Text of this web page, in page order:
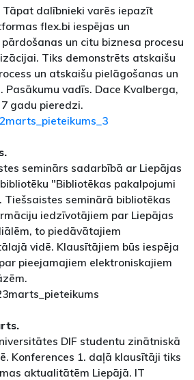
dalībnieki varēs iepazīt
flex.bi iespējas un
un citu biznesa procesu
Tiks demonstrēts atskaišu
un atskaišu pielāgošanas un
Pasākumu vadīs. Dace Kvalberga,
gadu pieredzi.
seminārs sadarbībā ar Liepājas
"Bibliotēkas pakalpojumi
seminārā bibliotēkas
iedzīvotājiem par Liepājas
to piedāvātajiem
vidē. Klausītājiem būs iespēja
pieejamajiem elektroniskajiem
DIF studentu zinātniskā
Konferences 1. daļā klausītāji tiks
aktualitātēm Liepājā. IT